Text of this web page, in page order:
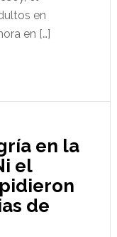
en
en […]
en la
el
de